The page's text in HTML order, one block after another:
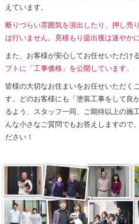
えています。
断りづらい雰囲気を演出したり、押し売
は行いません。見積もり提出後は速やか
また、お客様が安心してお任せいただける
プトに「工事価格」を公開しています。
皆様の大切なお住まいをお任せいただく
す。どのお客様にも「塗装工事をして良
るよう、スタッフ一同、ご期待以上の施
んな小さなご質問でもお答えしますので
ださい！